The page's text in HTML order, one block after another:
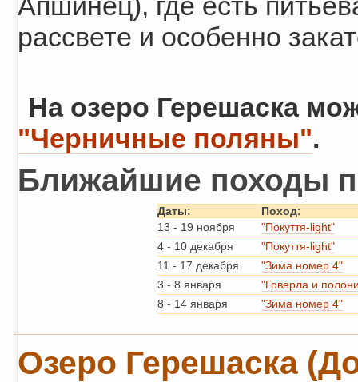
Апшинец), где есть
рассвете и особенно
На озеро Герешаска
"Черничные поляны".
Ближайшие походы
Даты:
Поход:
13 - 19 ноября
"Покуття-light"
4 - 10 декабря
"Покуття-light"
11 - 17 декабря
"Зима номер 4"
3 - 8 января
"Говерла и
8 - 14 января "Зима номер 4"
Озеро Герешаска